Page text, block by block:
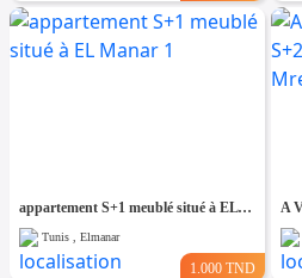
appartement S+1 meublé situé à EL Manar 1
Tunis , Elmanar
1.000 TND